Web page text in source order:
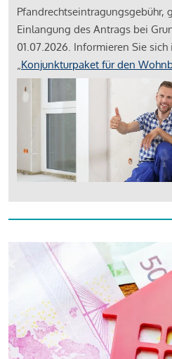
Pfandrechtseintragungsgebühr,
Einlangung des Antrags bei
01.07.2026. Informieren Sie
„Konjunkturpaket für den